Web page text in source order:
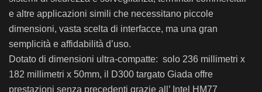
e altre applicazioni simili che necessitano piccole
dimensioni, vasta scelta di interfacce, ma una gran
semplicità e affidabilità d’uso.
Dotato di dimensioni ultra-compatte: solo 236 millimetri x
182 millimetri x 50mm, il D300 targato Giada offre
prestazioni senza precedenti grazie all’ Intel HM77